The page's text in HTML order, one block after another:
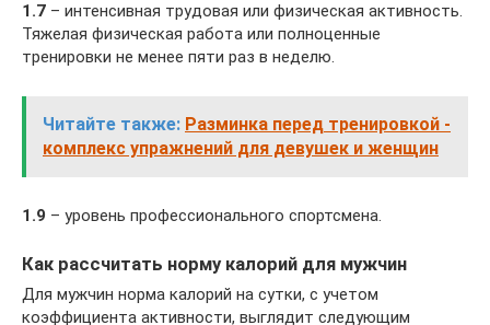
1.7 – интенсивная трудовая или физическая активность.
Тяжелая физическая работа или полноценные
тренировки не менее пяти раз в неделю.
Читайте также: Разминка перед тренировкой -
комплекс упражнений для девушек и женщин
1.9 – уровень профессионального спортсмена.
Как рассчитать норму калорий для мужчин
Для мужчин норма калорий на сутки, с учетом
коэффициента активности, выглядит следующим